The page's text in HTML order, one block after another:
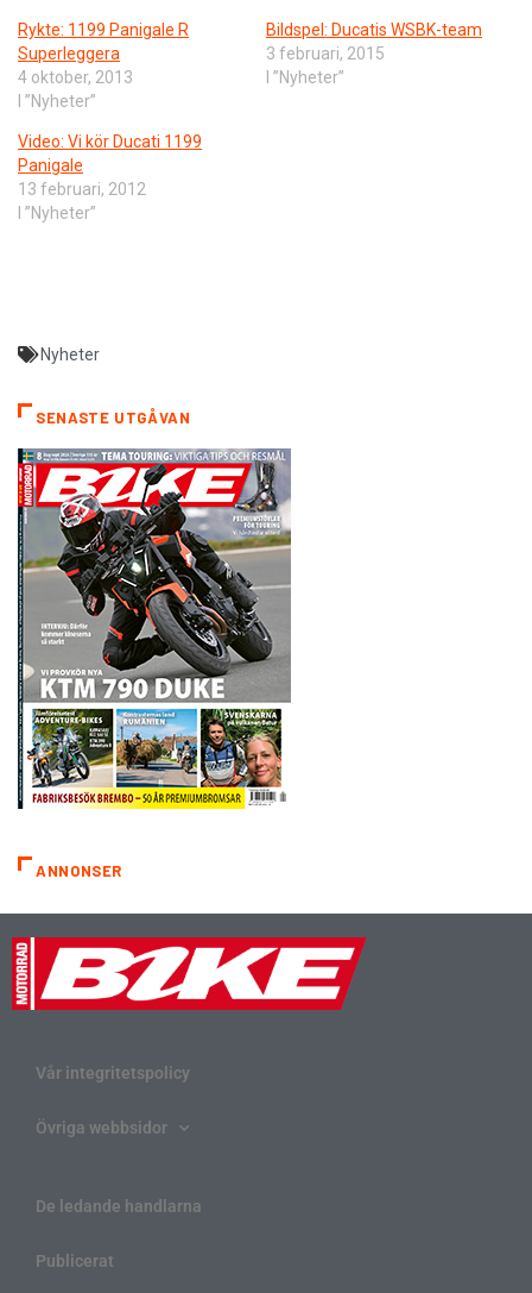
Rykte: 1199 Panigale R
Superleggera
4 oktober, 2013
I ”Nyheter”
Bildspel: Ducatis WSBK-team
3 februari, 2015
I ”Nyheter”
Video: Vi kör Ducati 1199
Panigale
13 februari, 2012
I ”Nyheter”
Nyheter
SENASTE UTGÅVAN
ANNONSER
Vår integritetspolicy
Övriga webbsidor
De ledande handlarna
Publicerat